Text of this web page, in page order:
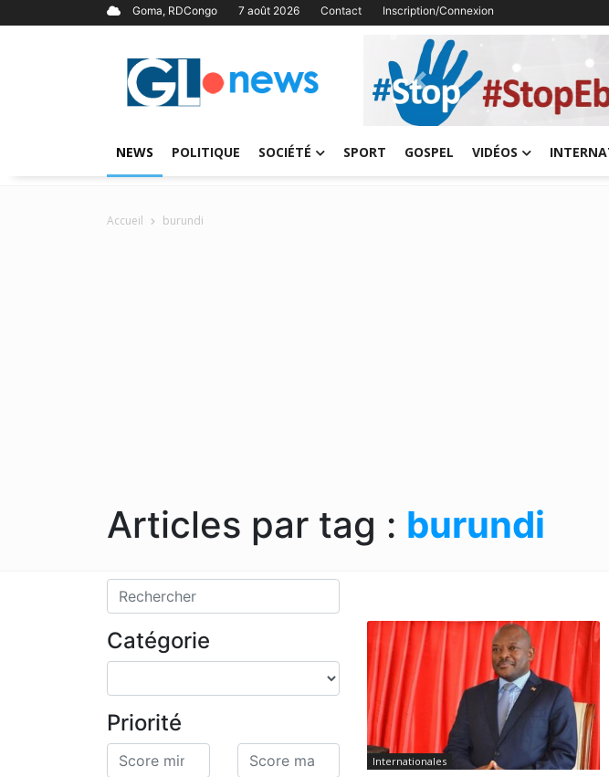
Goma, RDCongo 7 août 2026 Contact Inscription/Connexion
Previous
NEWS POLITIQUE SOCIÉTÉ SPORT GOSPEL VIDÉOS
Accueil burundi
Articles par tag : burundi
Catégorie
Priorité
Internationales